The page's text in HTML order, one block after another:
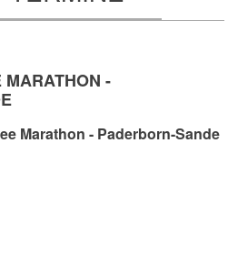
MARATHON -
Marathon - Paderborn-Sande